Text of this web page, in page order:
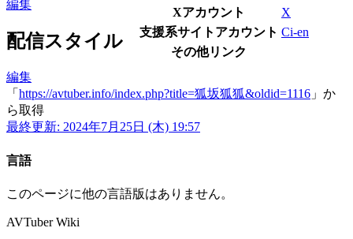
Xアカウント
X
支援系サイトアカウント Ci-en
その他リンク
編集
配信スタイル
編集
「 https://avtuber.info/index.php?title=狐坂狐狐&oldid=1116 」か
ら取得
最終更新: 2024年7月25日 (木) 19:57
言語
このページに他の言語版はありません。
AVTuber Wiki